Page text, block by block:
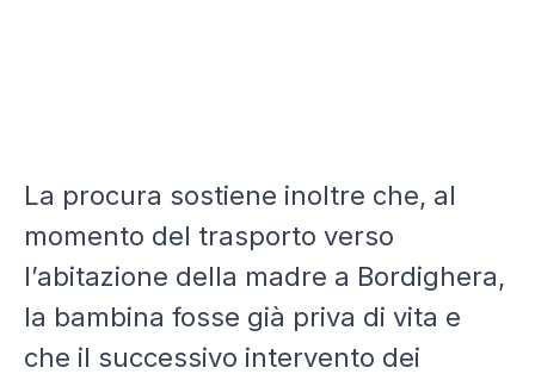
La procura sostiene inoltre che, al
momento del trasporto verso
l’abitazione della madre a Bordighera,
la bambina fosse già priva di vita e
che il successivo intervento dei